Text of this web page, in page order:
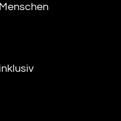
Menschen
inklusiv